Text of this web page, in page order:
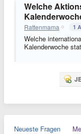
Welche
Rattenmama 1
Welche
Kalenderwoche
Neueste Fragen